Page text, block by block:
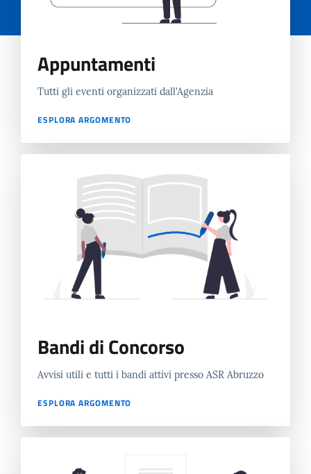
Appuntamenti
Tutti gli eventi organizzati dall'Agenzia
ESPLORA ARGOMENTO
Bandi di Concorso
Avvisi utili e tutti i bandi attivi presso ASR Abruzzo
ESPLORA ARGOMENTO